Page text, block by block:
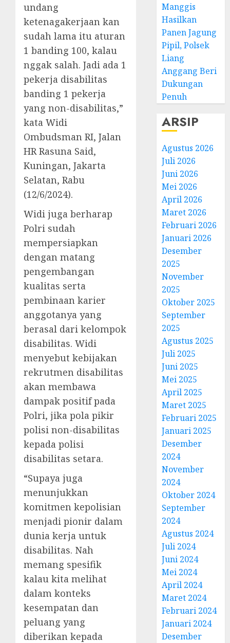
undang
ketenagakerjaan kan
sudah lama itu aturan
1 banding 100, kalau
nggak salah. Jadi ada 1
pekerja disabilitas
banding 1 pekerja
yang non-disabilitas,”
kata Widi
Ombudsman RI, Jalan
HR Rasuna Said,
Kuningan, Jakarta
Selatan, Rabu
(12/6/2024).
Widi juga berharap
Polri sudah
mempersiapkan
dengan matang
pengembangan
kualitas serta
pembinaan karier
anggotanya yang
berasal dari kelompok
disabilitas. Widi
menyebut kebijakan
rekrutmen disabilitas
akan membawa
dampak positif pada
Polri, jika pola pikir
polisi non-disabilitas
kepada polisi
disabilitas setara.
“Supaya juga
menunjukkan
komitmen kepolisian
menjadi pionir dalam
dunia kerja untuk
disabilitas. Nah
memang spesifik
kalau kita melihat
dalam konteks
kesempatan dan
peluang yang
diberikan kepada
Manggis
Hasilkan
Panen Jagung
Pipil, Polsek
Liang
Anggang Beri
Dukungan
Penuh
ARSIP
Agustus 2026
Juli 2026
Juni 2026
Mei 2026
April 2026
Maret 2026
Februari 2026
Januari 2026
Desember
2025
November
2025
Oktober 2025
September
2025
Agustus 2025
Juli 2025
Juni 2025
Mei 2025
April 2025
Maret 2025
Februari 2025
Januari 2025
Desember
2024
November
2024
Oktober 2024
September
2024
Agustus 2024
Juli 2024
Juni 2024
Mei 2024
April 2024
Maret 2024
Februari 2024
Januari 2024
Desember